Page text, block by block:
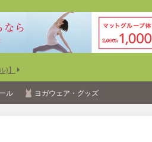
)】
ル ヨガウェア・グッズ